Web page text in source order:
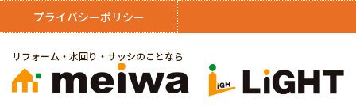
リフォーム・水回り・サッシのことなら
プライバシーポリシー